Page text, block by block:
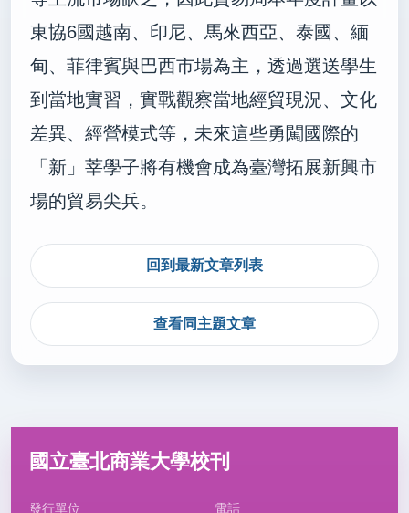
東協6國越南、印尼、馬來西亞、泰國、緬
甸、菲律賓與巴西市場為主，透過選送學生
到當地實習，實戰觀察當地經貿現況、文化
差異、經營模式等，未來這些勇闖國際的
「新」莘學子將有機會成為臺灣拓展新興市
場的貿易尖兵。
回到最新文章列表
查看同主題文章
國立臺北商業大學校刊
發行單位 電話